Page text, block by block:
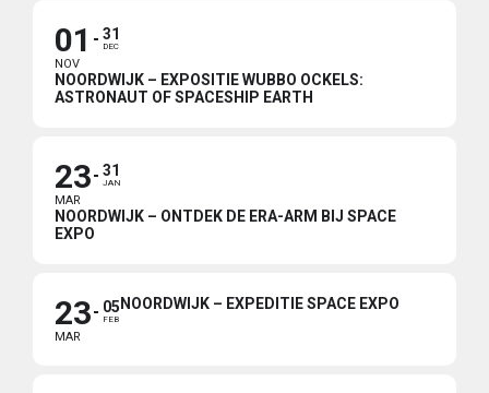
01
NOV
31
DEC
NOORDWIJK – EXPOSITIE WUBBO OCKELS:
ASTRONAUT OF SPACESHIP EARTH
23
MAR
31
JAN
NOORDWIJK – ONTDEK DE ERA-ARM BIJ SPACE
EXPO
23
MAR
05
FEB
NOORDWIJK – EXPEDITIE SPACE EXPO